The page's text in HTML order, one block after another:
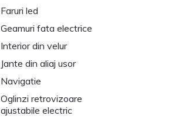
Faruri led
Geamuri fata electrice
Interior din velur
Jante din aliaj usor
Navigatie
Oglinzi retrovizoare
ajustabile electric